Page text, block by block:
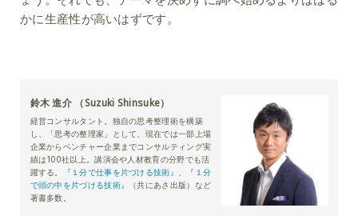
かに生産性が高いはずです。
鈴木 進介 （Suzuki Shinsuke）
経営コンサルタント。独自の思考整理術を構築
し、「思考の整理家」として、現在では一部上場
企業からベンチャー企業までコンサルティング実
績は100社以上。講演会や人材教育の分野でも活
躍する。
『１分で仕事を片づける技術』 、
『１分
で頭の中を片づける技術』
（共にあさ出版）など
著書多数。